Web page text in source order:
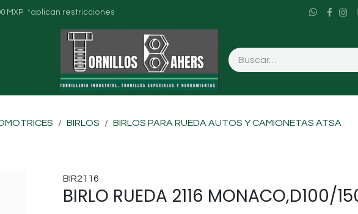
MXP *aplican restricciones
BIRLOS BIRLOS PARA RUEDA AUTOS Y CAMIONETAS ATSA
BIR2116
BIRLO RUEDA 2116 MONACO,D100/